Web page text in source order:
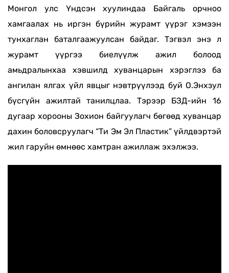
Монгол улс Үндсэн хуулиндаа Байгаль орчноо
хамгаалах нь иргэн бүрийн журамт үүрэг хэмээн
тунхаглан баталгаажуулсан байдаг. Тэгвэл энэ л
журамт үүргээ биелүүлж ажил болоод
амьдралынхаа хэвшилд хуванцарын хэрэглээ ба
ангилан ялгах үйл явцыг нэвтрүүлээд буй О.Энхзул
бүсгүйн ажилтай танилцлаа. Тэрээр БЗД-ийн 16
дугаар хорооны Зохион байгуулагч бөгөөд хуванцар
дахин боловсруулагч “Ти Эм Эл Пластик” үйлдвэртэй
жил гаруйн өмнөөс хамтран ажиллаж эхэлжээ.